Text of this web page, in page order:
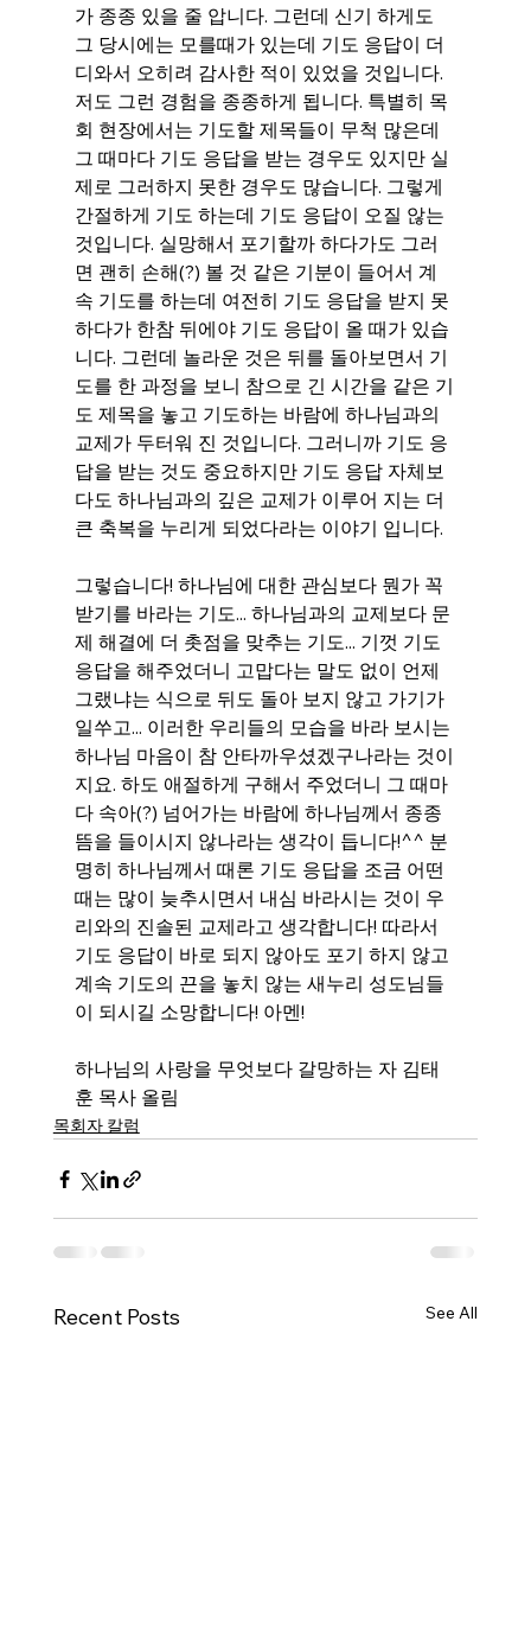
가 종종 있을 줄 압니다. 그런데 신기 하게도
그 당시에는 모를때가 있는데 기도 응답이 더
디와서 오히려 감사한 적이 있었을 것입니다.
저도 그런 경험을 종종하게 됩니다. 특별히 목
회 현장에서는 기도할 제목들이 무척 많은데
그 때마다 기도 응답을 받는 경우도 있지만 실
제로 그러하지 못한 경우도 많습니다. 그렇게
간절하게 기도 하는데 기도 응답이 오질 않는
것입니다. 실망해서 포기할까 하다가도 그러
면 괜히 손해(?) 볼 것 같은 기분이 들어서 계
속 기도를 하는데 여전히 기도 응답을 받지 못
하다가 한참 뒤에야 기도 응답이 올 때가 있습
니다. 그런데 놀라운 것은 뒤를 돌아보면서 기
도를 한 과정을 보니 참으로 긴 시간을 같은 기
도 제목을 놓고 기도하는 바람에 하나님과의
교제가 두터워 진 것입니다. 그러니까 기도 응
답을 받는 것도 중요하지만 기도 응답 자체보
다도 하나님과의 깊은 교제가 이루어 지는 더
큰 축복을 누리게 되었다라는 이야기 입니다.
그렇습니다! 하나님에 대한 관심보다 뭔가 꼭
받기를 바라는 기도... 하나님과의 교제보다 문
제 해결에 더 촛점을 맞추는 기도... 기껏 기도
응답을 해주었더니 고맙다는 말도 없이 언제
그랬냐는 식으로 뒤도 돌아 보지 않고 가기가
일쑤고... 이러한 우리들의 모습을 바라 보시는
하나님 마음이 참 안타까우셨겠구나라는 것이
지요. 하도 애절하게 구해서 주었더니 그 때마
다 속아(?) 넘어가는 바람에 하나님께서 종종
뜸을 들이시지 않나라는 생각이 듭니다!^^ 분
명히 하나님께서 때론 기도 응답을 조금 어떤
때는 많이 늦추시면서 내심 바라시는 것이 우
리와의 진솔된 교제라고 생각합니다! 따라서
기도 응답이 바로 되지 않아도 포기 하지 않고
계속 기도의 끈을 놓치 않는 새누리 성도님들
이 되시길 소망합니다! 아멘!
하나님의 사랑을 무엇보다 갈망하는 자 김태
훈 목사 올림
목회자 칼럼
Recent Posts See All